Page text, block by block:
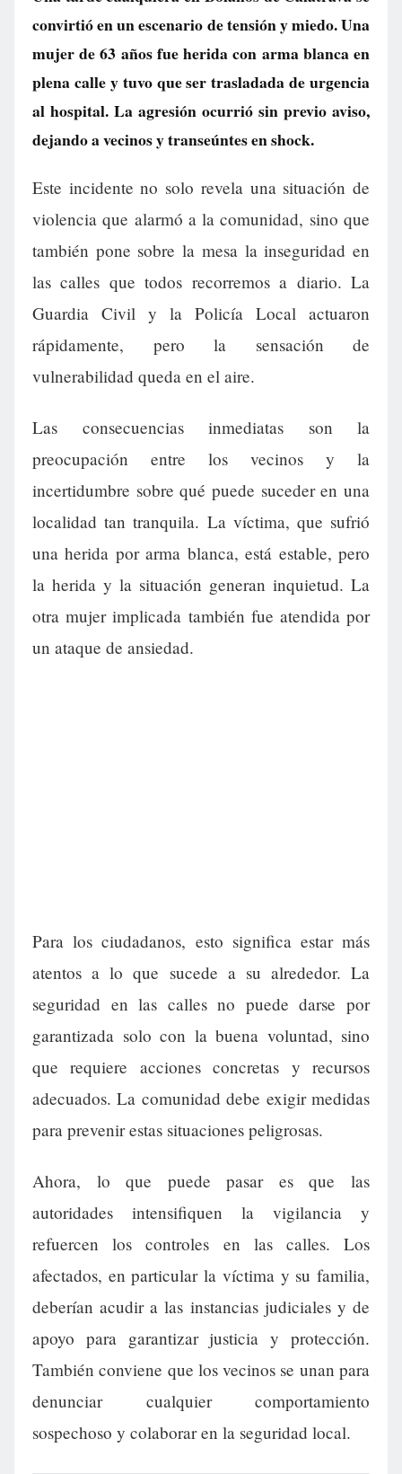
convirtió en un escenario de tensión y miedo. Una
mujer de 63 años fue herida con arma blanca en
plena calle y tuvo que ser trasladada de urgencia
al hospital. La agresión ocurrió sin previo aviso,
dejando a vecinos y transeúntes en shock.
Este incidente no solo revela una situación de
violencia que alarmó a la comunidad, sino que
también pone sobre la mesa la inseguridad en
las calles que todos recorremos a diario. La
Guardia Civil y la Policía Local actuaron
rápidamente, pero la sensación de
vulnerabilidad queda en el aire.
Las consecuencias inmediatas son la
preocupación entre los vecinos y la
incertidumbre sobre qué puede suceder en una
localidad tan tranquila. La víctima, que sufrió
una herida por arma blanca, está estable, pero
la herida y la situación generan inquietud. La
otra mujer implicada también fue atendida por
un ataque de ansiedad.
Para los ciudadanos, esto significa estar más
atentos a lo que sucede a su alrededor. La
seguridad en las calles no puede darse por
garantizada solo con la buena voluntad, sino
que requiere acciones concretas y recursos
adecuados. La comunidad debe exigir medidas
para prevenir estas situaciones peligrosas.
Ahora, lo que puede pasar es que las
autoridades intensifiquen la vigilancia y
refuercen los controles en las calles. Los
afectados, en particular la víctima y su familia,
deberían acudir a las instancias judiciales y de
apoyo para garantizar justicia y protección.
También conviene que los vecinos se unan para
denunciar cualquier comportamiento
sospechoso y colaborar en la seguridad local.